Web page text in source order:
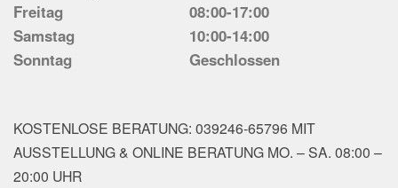
Freitag
08:00-17:00
Samstag
10:00-14:00
Sonntag
Geschlossen
KOSTENLOSE BERATUNG: 039246-65796 MIT
AUSSTELLUNG & ONLINE BERATUNG MO. – SA. 08:00 –
20:00 UHR